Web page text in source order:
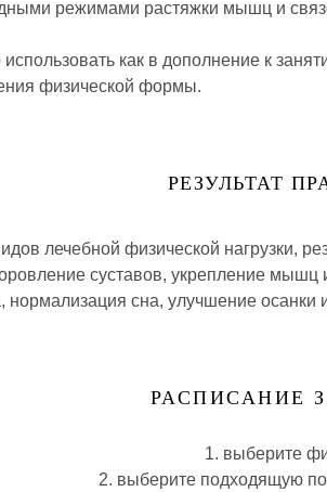
режимами растяжки мышц и
как в дополнение к
физической формы.
РЕЗУЛЬТАТ
лечебной физической нагрузки,
суставов, укрепление мышц
нормализация сна, улучшение осанки
РАСПИСАНИЕ
1. выберите
2. выберите подходящую